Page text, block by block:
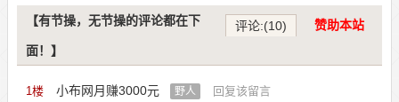
评论:(10) 赞助本站
【有节操，无节操的评论都在下
面！】
1楼 小布网月赚3000元 野人 回复该留言